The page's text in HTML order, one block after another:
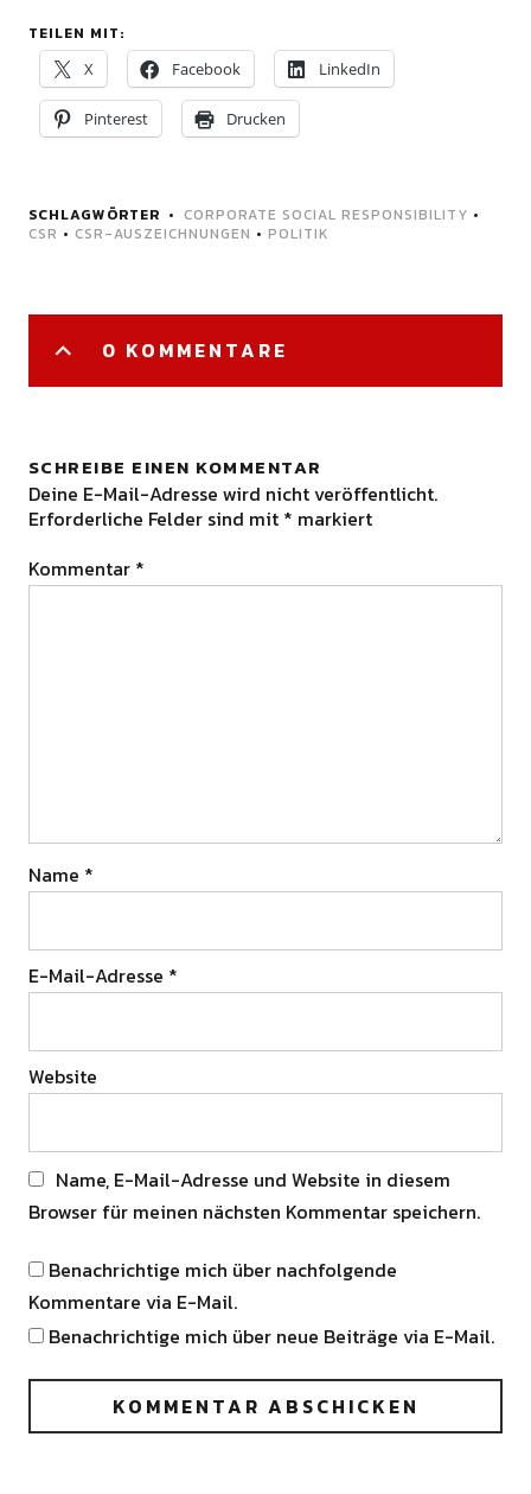
TEILEN MIT:
X
Facebook LinkedIn
Pinterest Drucken
SCHLAGWÖRTER CORPORATE SOCIAL RESPONSIBILITY •
CSR • CSR-AUSZEICHNUNGEN • POLITIK
0 KOMMENTARE
SCHREIBE EINEN KOMMENTAR
Deine E-Mail-Adresse wird nicht veröffentlicht.
Erforderliche Felder sind mit * markiert
Kommentar *
Name *
E-Mail-Adresse *
Website
Name, E-Mail-Adresse und Website in diesem
Browser für meinen nächsten Kommentar speichern.
Benachrichtige mich über nachfolgende
Kommentare via E-Mail.
Benachrichtige mich über neue Beiträge via E-Mail.